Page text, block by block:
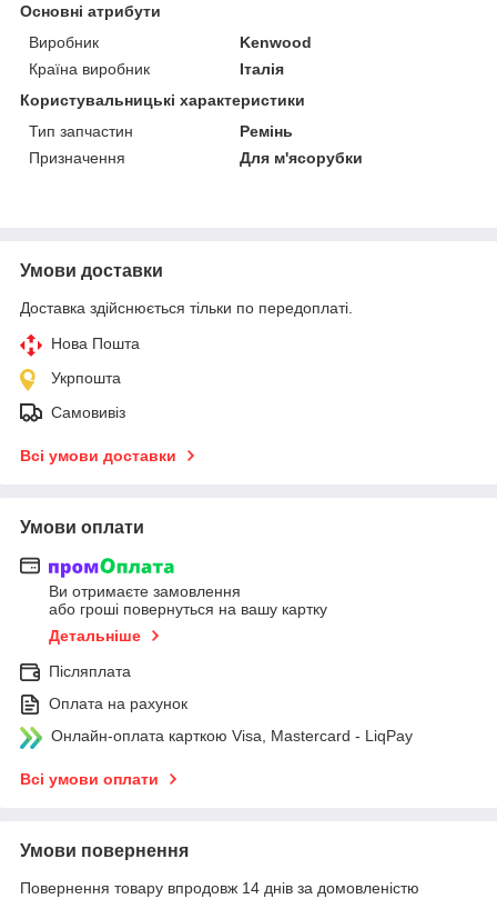
Основні атрибути
Виробник
Kenwood
Країна виробник
Італія
Користувальницькі характеристики
Тип запчастин
Ремінь
Призначення
Для м'ясорубки
Умови доставки
Доставка здійснюється тільки по передоплаті.
Нова Пошта
Укрпошта
Самовивіз
Всі умови доставки
Умови оплати
Ви отримаєте замовлення
або гроші повернуться на вашу картку
Детальніше
Післяплата
Оплата на рахунок
Онлайн-оплата карткою Visa, Mastercard - LiqPay
Всі умови оплати
Умови повернення
Повернення товару впродовж 14 днів за домовленістю